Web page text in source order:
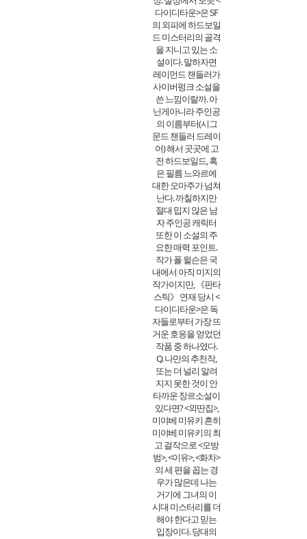
다이디타운>은 SF
의 외피에 하드보일
드 미스터리의 골격
을 지니고 있는 소
설이다. 말하자면
레이먼드 챈들러가
사이버펑크 소설을
쓴 느낌이랄까. 아
닌게아니라 주인공
의 이름부터(시그
문드 챈들러 드레이
어) 해서 곳곳에 고
전 하드보일드, 혹
은 필름 느와르에
대한 오마주가 넘쳐
난다. 까칠하지만
절대 밉지 않은 남
자 주인공 캐릭터
또한 이 소설의 주
요한 매력 포인트.
작가 폴 윌슨은 국
내에서 아직 미지의
작가이지만, 《판타
스틱》 연재 당시 <
다이디타운>은 독
자들로부터 가장 뜨
거운 호응을 얻었던
작품 중 하나였다.
Q. 나만의 추천작,
또는 더 널리 알려
지지 못한 것이 안
타까운 장르소설이
있다면? <외딴집>,
미야베 미유키 흔히
미야베 미유키의 최
고 걸작으로 <모방
범>, <이유>, <화차>
의 세 편을 꼽는 경
우가 많은데 나는
거기에 그녀의 이
시대 미스터리를 더
해야 한다고 믿는
입장이다. 당대의